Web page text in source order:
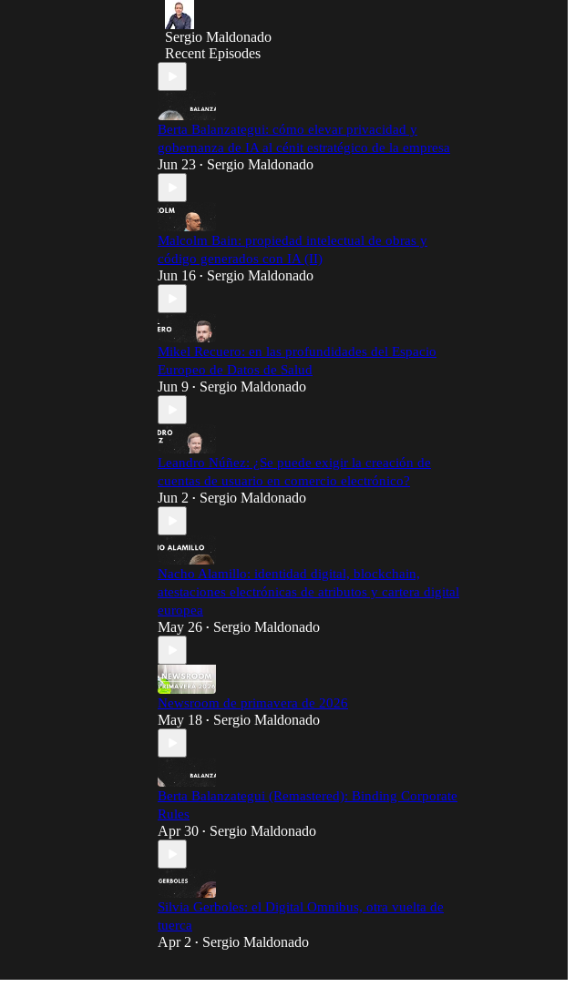
Sergio Maldonado
Recent Episodes
Berta Balanzategui: cómo elevar privacidad y
gobernanza de IA al cénit estratégico de la empresa
Jun 23 • Sergio Maldonado
Malcolm Bain: propiedad intelectual de obras y
código generados con IA (II)
Jun 16 • Sergio Maldonado
Mikel Recuero: en las profundidades del Espacio
Europeo de Datos de Salud
Jun 9 • Sergio Maldonado
Leandro Núñez: ¿Se puede exigir la creación de
cuentas de usuario en comercio electrónico?
Jun 2 • Sergio Maldonado
Nacho Alamillo: identidad digital, blockchain,
atestaciones electrónicas de atributos y cartera digital
europea
May 26 • Sergio Maldonado
Newsroom de primavera de 2026
May 18 • Sergio Maldonado
Berta Balanzategui (Remastered): Binding Corporate
Rules
Apr 30 • Sergio Maldonado
Silvia Gerboles: el Digital Omnibus, otra vuelta de
tuerca
Apr 2 • Sergio Maldonado